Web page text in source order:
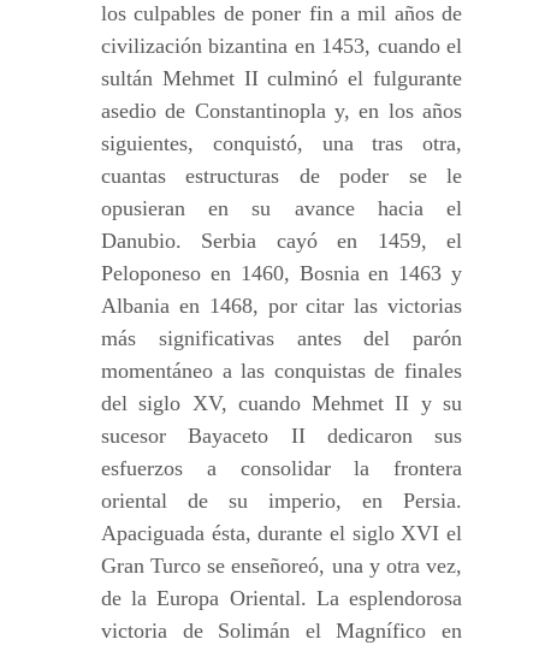
los culpables de poner fin a mil años de
civilización bizantina en 1453, cuando el
sultán Mehmet II culminó el fulgurante
asedio de Constantinopla y, en los años
siguientes, conquistó, una tras otra,
cuantas estructuras de poder se le
opusieran en su avance hacia el
Danubio. Serbia cayó en 1459, el
Peloponeso en 1460, Bosnia en 1463 y
Albania en 1468, por citar las victorias
más significativas antes del parón
momentáneo a las conquistas de finales
del siglo XV, cuando Mehmet II y su
sucesor Bayaceto II dedicaron sus
esfuerzos a consolidar la frontera
oriental de su imperio, en Persia.
Apaciguada ésta, durante el siglo XVI el
Gran Turco se enseñoreó, una y otra vez,
de la Europa Oriental. La esplendorosa
victoria de Solimán el Magnífico en